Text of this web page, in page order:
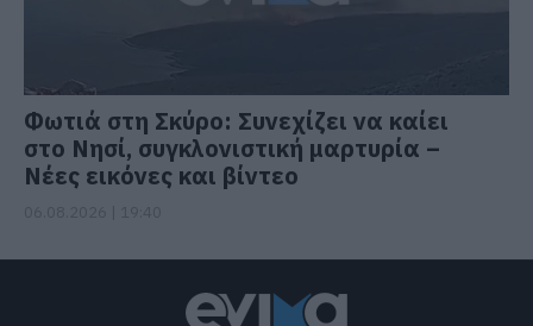
Φωτιά στη Σκύρο: Συνεχίζει να καίει
στο Νησί, συγκλονιστική μαρτυρία –
Νέες εικόνες και βίντεο